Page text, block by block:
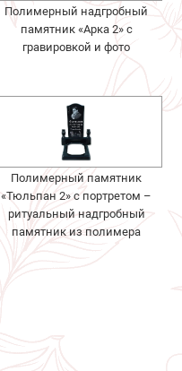
Полимерный надгробный
памятник «Арка 2» с
гравировкой и фото
Полимерный памятник
«Тюльпан 2» с портретом –
ритуальный надгробный
памятник из полимера